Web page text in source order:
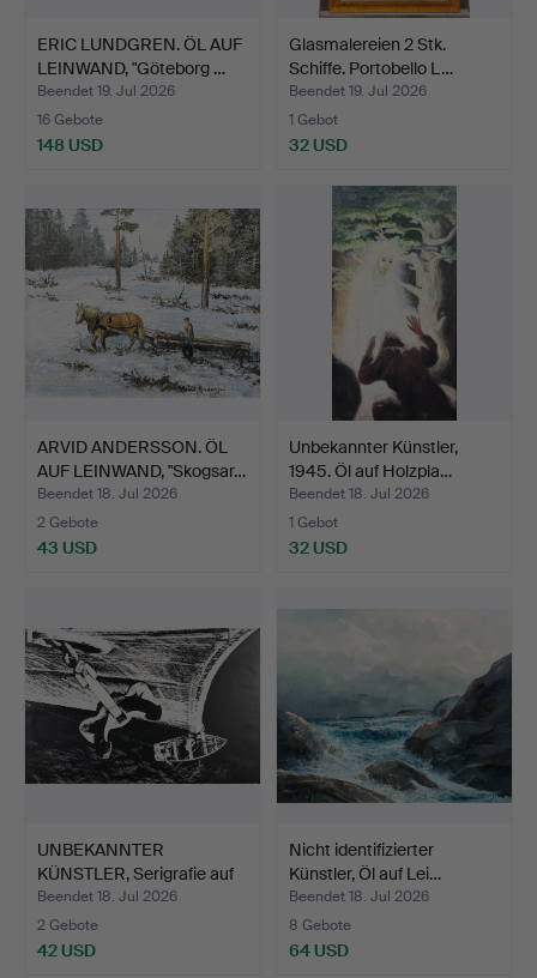
ERIC LUNDGREN. ÖL AUF
LEINWAND, "Göteborg …
Beendet 19. Jul 2026
16 Gebote
148 USD
Glasmalereien 2 Stk.
Schiffe. Portobello L…
Beendet 19. Jul 2026
1 Gebot
32 USD
ARVID ANDERSSON. ÖL
AUF LEINWAND, "Skogsar…
Beendet 18. Jul 2026
2 Gebote
43 USD
Unbekannter Künstler,
1945. Öl auf Holzpla…
Beendet 18. Jul 2026
1 Gebot
32 USD
UNBEKANNTER
KÜNSTLER, Serigrafie auf
Platt…
Beendet 18. Jul 2026
2 Gebote
42 USD
Nicht identifizierter
Künstler, Öl auf Lei…
Beendet 18. Jul 2026
8 Gebote
64 USD